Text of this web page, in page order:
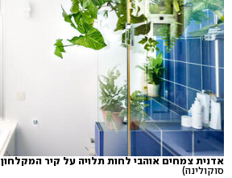
אדנית צמחים אוהבי לחות תלויה על קיר המקלחון
סוקולינה)